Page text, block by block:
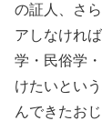
の証人、さ
アしなけれ
学・民俗学
けたいとい
んできたお